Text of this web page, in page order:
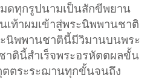
ดทุกรูปนามเป็นสักขีพยาน
เท้าผมเข้าสู่พระนิพพานชาติ
นิพพานชาตินี้มีวิมานบนพระ
ตินี้สำเร็จพระอรหัตตผลขั้น
ตตระระฌานทุกขั้นจนถึง